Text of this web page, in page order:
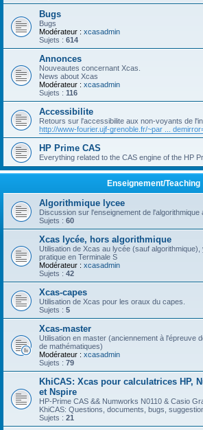
Bugs
Bugs
Modérateur : xcasadmin
Sujets : 614
Annonces
Nouveautes concernant Xcas.
News about Xcas
Modérateur : xcasadmin
Sujets : 116
Accessibilite
Retours sur l'accessibilite aux non-voyants de
http://www-fourier.ujf-grenoble.fr/~par ...
HP Prime CAS
Everything related to the CAS engine of the HP
Enseignement/Teaching
Algorithmique lycee
Discussion sur l'enseignement de
Sujets : 60
Xcas lycée, hors algorithmique
Utilisation de Xcas au lycée (sauf
pratique en Terminale S
Modérateur : xcasadmin
Sujets : 42
Xcas-capes
Utilisation de Xcas pour les oraux du capes.
Sujets : 5
Xcas-master
Utilisation en master (anciennement à l'épreuve
de mathématiques)
Modérateur : xcasadmin
Sujets : 79
KhiCAS: Xcas pour calculatrices HP,
et Nspire
HP-Prime CAS && Numworks N0110 & Casio
KhiCAS: Questions, documents, bugs,
Sujets : 21